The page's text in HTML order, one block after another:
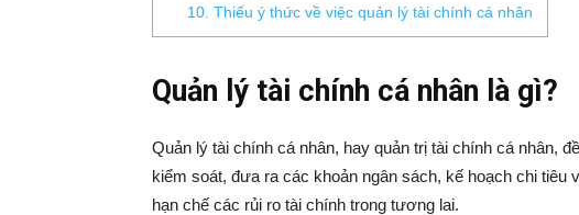
10. Thiếu ý thức về việc quản lý tài chính cá nhân
Quản lý tài chính cá nhân là gì?
Quản lý tài chính cá nhân, hay quản trị tài chính cá nhân,
kiểm soát, đưa ra các khoản ngân sách, kế hoạch chi tiêu
hạn chế các rủi ro tài chính trong tương lai.